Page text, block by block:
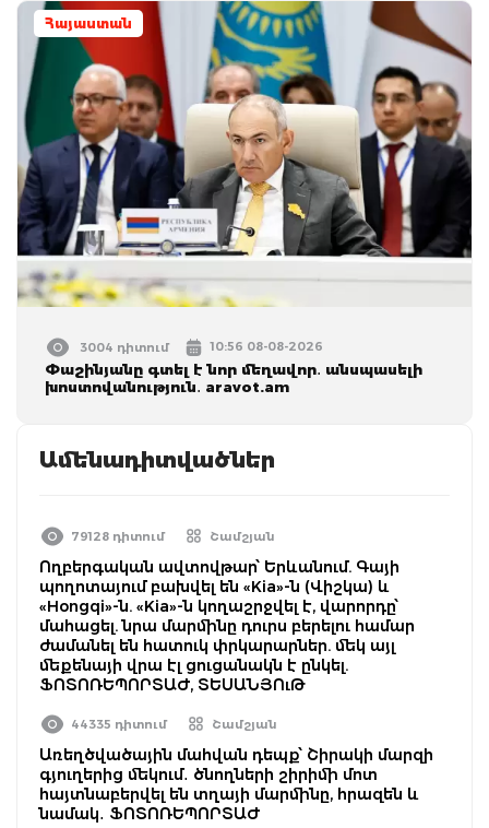
Հայաստան
3004 դիտում 10:56 08-08-2026
Փաշինյանը գտել է նոր մեղավոր․ անսպասելի
խոստովանություն․ aravot.am
Ամենադիտվածներ
79128 դիտում Շամշյան
Ողբերգական ավտովթար՝ Երևանում. Գայի
պողոտայում բախվել են «Kia»-ն (Վիշկա) և
«Hongqi»-ն. «Kia»-ն կողաշրջվել է, վարորդը՝
մահացել. նրա մարմինը դուրս բերելու համար
ժամանել են հատուկ փրկարարներ. մեկ այլ
մեքենայի վրա էլ ցուցանակն է ընկել.
ՖՈՏՈՌԵՊՈՐՏԱԺ, ՏԵՍԱՆՅՈւԹ
44335 դիտում Շամշյան
Առեղծվածային մահվան դեպք՝ Շիրակի մարզի
գյուղերից մեկում․ ծնողների շիրիմի մոտ
հայտնաբերվել են տղայի մարմինը, հրազեն և
նամակ․ ՖՈՏՈՌԵՊՈՐՏԱԺ